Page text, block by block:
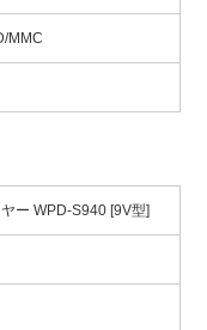
MMC
ー WPD-S940 [9V型]